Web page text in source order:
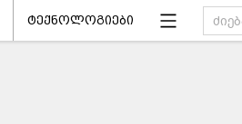
ტექნოლოგიები